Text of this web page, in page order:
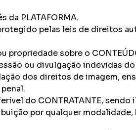
da PLATAFORMA.
pelas leis de direitos
propriedade sobre o
ou divulgação indevidas
dos direitos de imagem,
do CONTRATANTE,
por qualquer modalidade,